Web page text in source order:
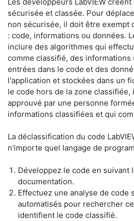
sécurisée et classée. Pour
non sécurisée, il doit être exempt
: code, informations ou données.
inclure des algorithmes qui
comme classifié, des informations
entrées dans le code et des
l'application et stockées dans un
le code hors de la zone
approuvé par une personne
informations classifiées et qui
​La déclassification du code
n'importe quel langage de
​Développez le code en suivant
documentation.
​Effectuez une analyse de code
automatisés pour rechercher
identifient le code classifié.